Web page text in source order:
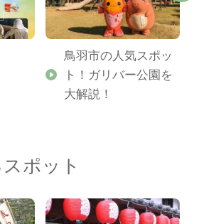
鳥羽市の人気スポッ
ト！ガリバー公園を
大解説！
ポット